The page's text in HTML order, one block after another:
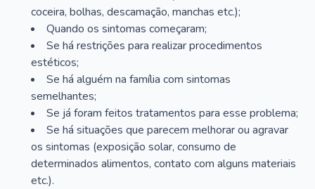
coceira, bolhas, descamação, manchas etc.);
Quando os sintomas começaram;
Se há restrições para realizar procedimentos
estéticos;
Se há alguém na família com sintomas
semelhantes;
Se já foram feitos tratamentos para esse problema;
Se há situações que parecem melhorar ou agravar
os sintomas (exposição solar, consumo de
determinados alimentos, contato com alguns materiais
etc.).